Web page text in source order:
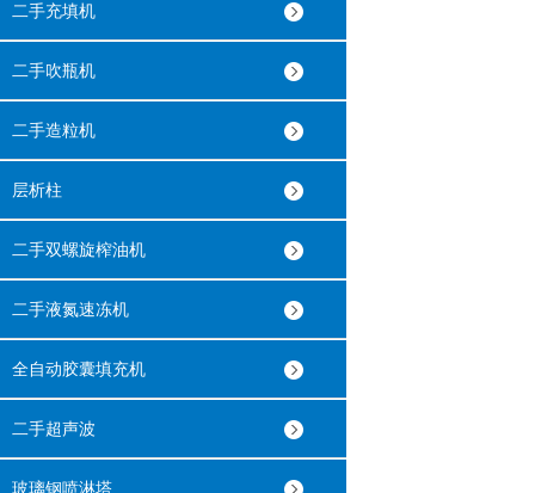
二手充填机
二手吹瓶机
二手造粒机
层析柱
二手双螺旋榨油机
二手液氮速冻机
全自动胶囊填充机
二手超声波
玻璃钢喷淋塔